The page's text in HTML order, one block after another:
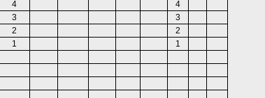
4
4
3
3
2
2
1
1